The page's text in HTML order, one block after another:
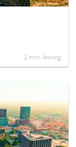
2 min. läsning